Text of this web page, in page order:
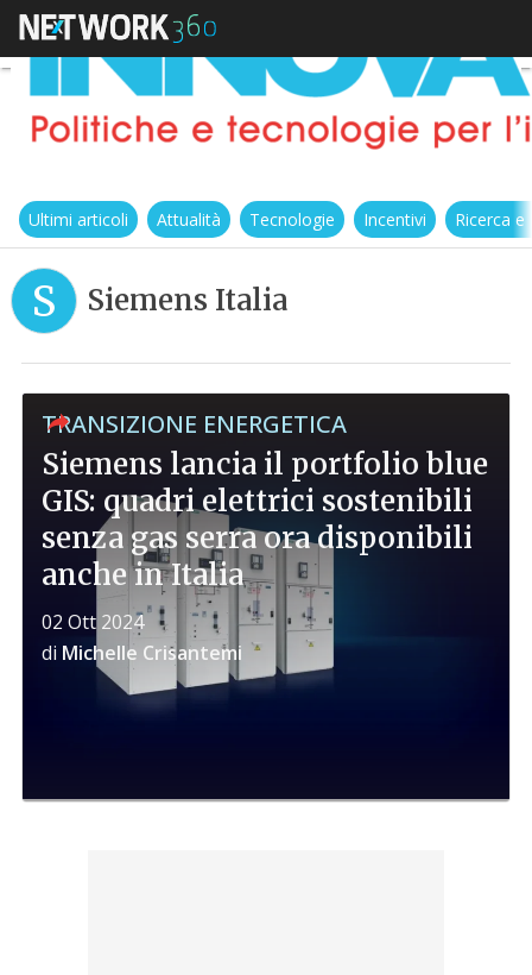
Ultimi articoli Attualità Tecnologie Incentivi Ricerca
S Siemens Italia
TRANSIZIONE ENERGETICA
Siemens lancia il portfolio blue
GIS: quadri elettrici sostenibili
senza gas serra ora disponibili
anche in Italia
02 Ott 2024
di Michelle Crisantemi